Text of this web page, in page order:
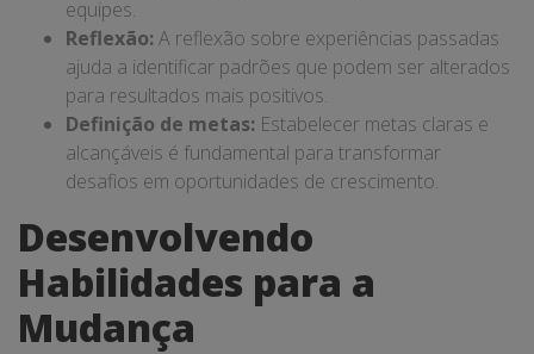
equipes.
Reflexão: A reflexão sobre experiências passadas
ajuda a identificar padrões que podem ser alterados
para resultados mais positivos.
Definição de metas: Estabelecer metas claras e
alcançáveis é fundamental para transformar
desafios em oportunidades de crescimento.
Desenvolvendo
Habilidades para a
Mudança